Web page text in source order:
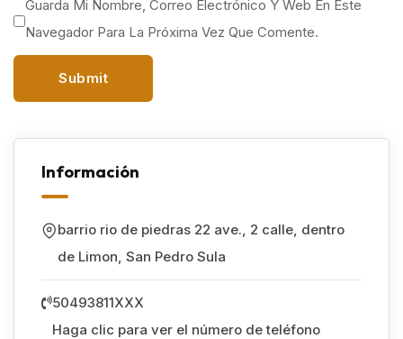
Guarda Mi Nombre, Correo Electrónico Y Web En Este
Navegador Para La Próxima Vez Que Comente.
Información
barrio rio de piedras 22 ave., 2 calle, dentro
de Limon, San Pedro Sula
50493811XXX
Haga clic para ver el número de teléfono